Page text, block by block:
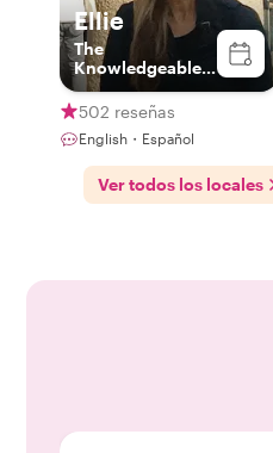
Ellie
The
Knowledgeable
Guide
502 reseñas
English・Español
Ver todos los locales